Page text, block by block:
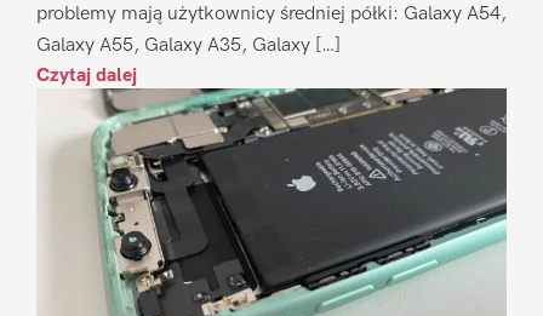
problemy mają użytkownicy średniej półki: Galaxy A54,
Galaxy A55, Galaxy A35, Galaxy […]
Czytaj dalej